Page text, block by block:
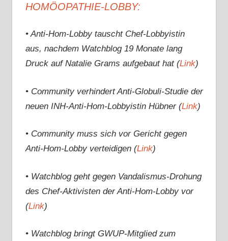
HOMÖOPATHIE-LOBBY:
• Anti-Hom-Lobby tauscht Chef-Lobbyistin
aus, nachdem Watchblog 19 Monate lang
Druck auf Natalie Grams aufgebaut hat (Link)
• Community verhindert Anti-Globuli-Studie der
neuen INH-Anti-Hom-Lobbyistin Hübner (Link)
• Community muss sich vor Gericht gegen
Anti-Hom-Lobby verteidigen (Link)
• Watchblog geht gegen Vandalismus-Drohung
des Chef-Aktivisten der Anti-Hom-Lobby vor
(Link)
• Watchblog bringt GWUP-Mitglied zum